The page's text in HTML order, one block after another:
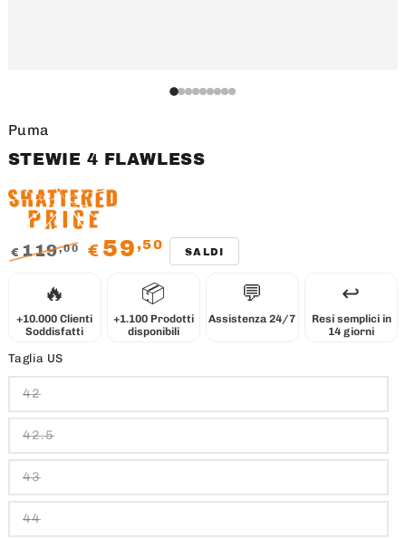
111111111
Puma
STEWIE 4 FLAWLESS
regolare
€ 119,00
di
liquidazione
€ 59 ,50 SALDI
🔥
+10.000 Clienti
Soddisfatti
📦
+1.100 Prodotti
disponibili
💬
Assistenza 24/7
↩️
Resi semplici in
14 giorni
Taglia US
42
42.5
43
44